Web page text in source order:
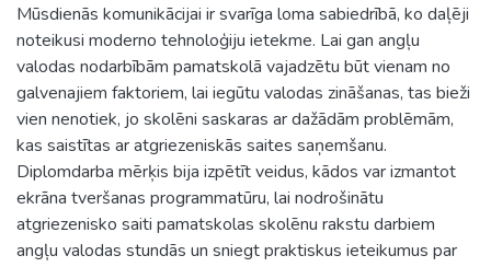
Mūsdienās komunikācijai ir svarīga loma sabiedrībā, ko daļēji
noteikusi moderno tehnoloģiju ietekme. Lai gan angļu
valodas nodarbībām pamatskolā vajadzētu būt vienam no
galvenajiem faktoriem, lai iegūtu valodas zināšanas, tas bieži
vien nenotiek, jo skolēni saskaras ar dažādām problēmām,
kas saistītas ar atgriezeniskās saites saņemšanu.
Diplomdarba mērķis bija izpētīt veidus, kādos var izmantot
ekrāna tveršanas programmatūru, lai nodrošinātu
atgriezenisko saiti pamatskolas skolēnu rakstu darbiem
angļu valodas stundās un sniegt praktiskus ieteikumus par